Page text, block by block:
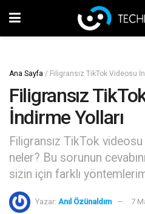
Ana Sayfa / Filigransız TikTok Videosu
Filigransız
İndirme Yolları
Filigransız TikTok
neler? Bu sorunun
sizin için farklı
Yazar: Anıl Özünaldım 7